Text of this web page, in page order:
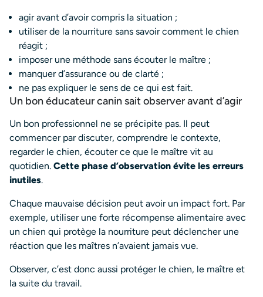
agir avant d’avoir compris la situation ;
utiliser de la nourriture sans savoir comment le chien
réagit ;
imposer une méthode sans écouter le maître ;
manquer d’assurance ou de clarté ;
ne pas expliquer le sens de ce qui est fait.
Un bon éducateur canin sait observer avant d’agir
Un bon professionnel ne se précipite pas. Il peut
commencer par discuter, comprendre le contexte,
regarder le chien, écouter ce que le maître vit au
quotidien. Cette phase d’observation évite les erreurs
inutiles.
Chaque mauvaise décision peut avoir un impact fort. Par
exemple, utiliser une forte récompense alimentaire avec
un chien qui protège la nourriture peut déclencher une
réaction que les maîtres n’avaient jamais vue.
Observer, c’est donc aussi protéger le chien, le maître et
la suite du travail.